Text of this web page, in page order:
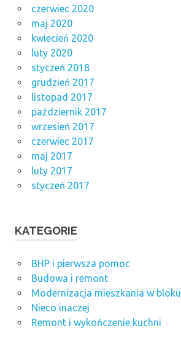
czerwiec 2020
maj 2020
kwiecień 2020
luty 2020
styczeń 2018
grudzień 2017
listopad 2017
październik 2017
wrzesień 2017
czerwiec 2017
maj 2017
luty 2017
styczeń 2017
KATEGORIE
BHP i pierwsza pomoc
Budowa i remont
Modernizacja mieszkania w bloku
Nieco inaczej
Remont i wykończenie kuchni